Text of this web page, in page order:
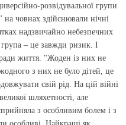
розвідувальної групи
на човнах здійснювали нічні
надзвичайно небезпечних
– це завжди ризик. І
життя. "Жоден із них не
з них не було дітей, це
свій рід. На цій війні
шляхетності, але
з особливим болем і з